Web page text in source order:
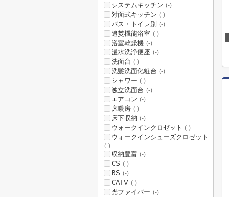
システムキッチン (-)
対面式キッチン (-)
バス・トイレ別 (-)
追焚機能浴室 (-)
浴室乾燥機 (-)
温水洗浄便座 (-)
洗面台 (-)
洗髪洗面化粧台 (-)
シャワー (-)
独立洗面台 (-)
エアコン (-)
床暖房 (-)
床下収納 (-)
ウォークインクロゼット (-)
ウォークインシューズクロゼット
(-)
収納豊富 (-)
CS (-)
BS (-)
CATV (-)
光ファイバー (-)